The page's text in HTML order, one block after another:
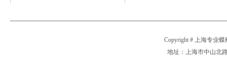
Copyright # 上海专业
地址：上海市中山北